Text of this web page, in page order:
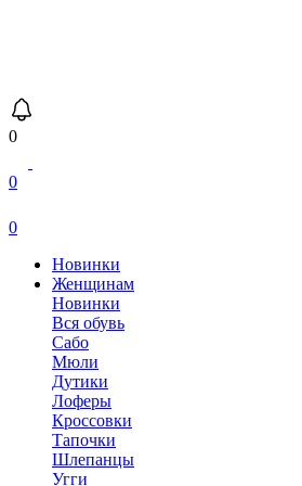
0
0
0
Новинки
Женщинам
Новинки
Вся обувь
Сабо
Мюли
Дутики
Лоферы
Кроссовки
Тапочки
Шлепанцы
Угги